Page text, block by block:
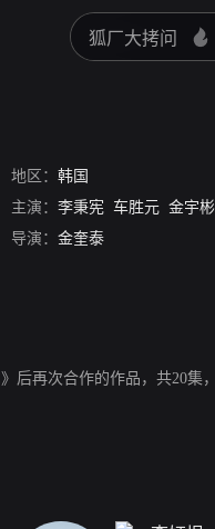
地区： 韩国
主演： 李秉宪 车胜元 金宇彬
导演： 金奎泰
再次合作的作品，共20